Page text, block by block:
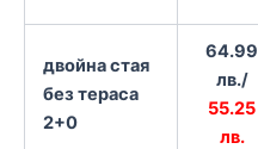
двойна стая
без тераса
2+0
64.99
лв./
55.25
лв.